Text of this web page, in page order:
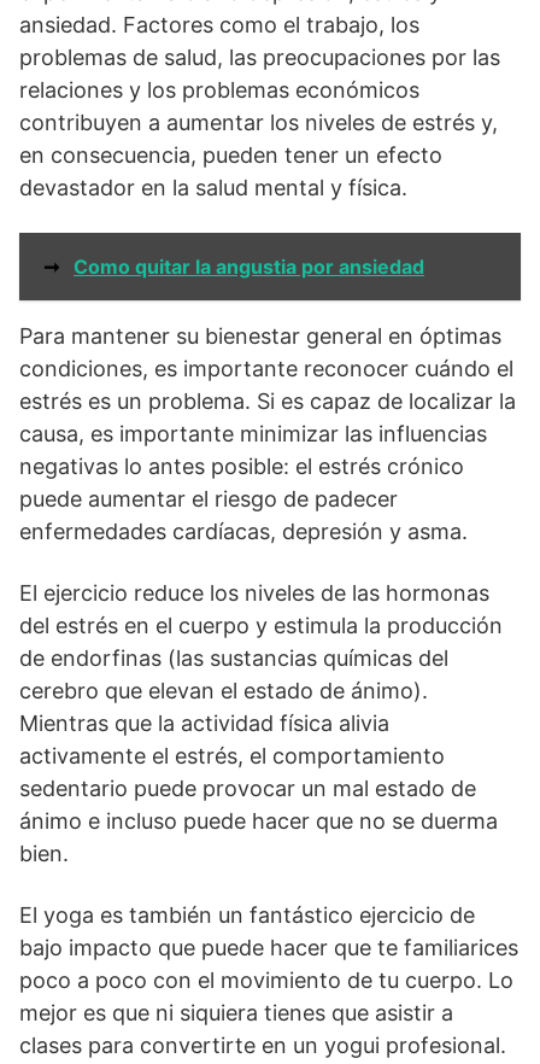
ansiedad. Factores como el trabajo, los
problemas de salud, las preocupaciones por las
relaciones y los problemas económicos
contribuyen a aumentar los niveles de estrés y,
en consecuencia, pueden tener un efecto
devastador en la salud mental y física.
➞ Como quitar la angustia por ansiedad
Para mantener su bienestar general en óptimas
condiciones, es importante reconocer cuándo el
estrés es un problema. Si es capaz de localizar la
causa, es importante minimizar las influencias
negativas lo antes posible: el estrés crónico
puede aumentar el riesgo de padecer
enfermedades cardíacas, depresión y asma.
El ejercicio reduce los niveles de las hormonas
del estrés en el cuerpo y estimula la producción
de endorfinas (las sustancias químicas del
cerebro que elevan el estado de ánimo).
Mientras que la actividad física alivia
activamente el estrés, el comportamiento
sedentario puede provocar un mal estado de
ánimo e incluso puede hacer que no se duerma
bien.
El yoga es también un fantástico ejercicio de
bajo impacto que puede hacer que te familiarices
poco a poco con el movimiento de tu cuerpo. Lo
mejor es que ni siquiera tienes que asistir a
clases para convertirte en un yogui profesional.